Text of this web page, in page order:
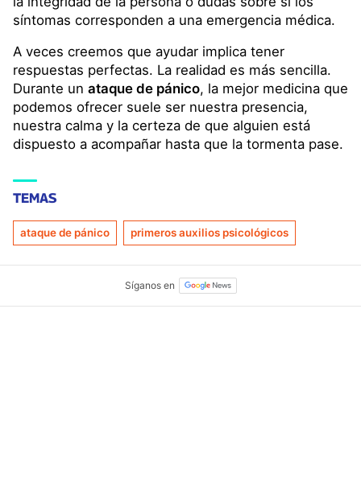
síntomas corresponden a una emergencia médica.
A veces creemos que ayudar implica tener
respuestas perfectas. La realidad es más sencilla.
Durante un ataque de pánico, la mejor medicina que
podemos ofrecer suele ser nuestra presencia,
nuestra calma y la certeza de que alguien está
dispuesto a acompañar hasta que la tormenta pase.
TEMAS
ataque de pánico primeros auxilios psicológicos